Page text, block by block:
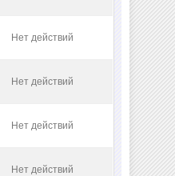
Нет действий
Нет действий
Нет действий
Нет действий